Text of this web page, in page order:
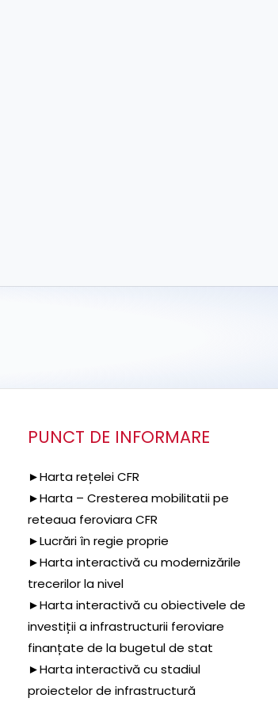
PUNCT DE INFORMARE
►Harta rețelei CFR
►Harta – Cresterea mobilitatii pe
reteaua feroviara CFR
►Lucrări în regie proprie
►Harta interactivă cu modernizările
trecerilor la nivel
►Harta interactivă cu obiectivele de
investiții a infrastructurii feroviare
finanțate de la bugetul de stat
►Harta interactivă cu stadiul
proiectelor de infrastructură